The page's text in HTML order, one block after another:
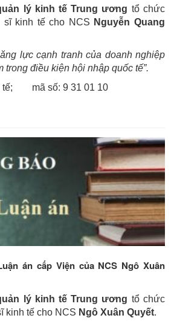
lý kinh tế Trung ương tổ chức
sĩ kinh tế cho NCS Nguyễn Quang
lực cạnh tranh của doanh nghiệp
trong điều kiện hội nhập quốc tế”.
tế; mã số: 9 31 01 10
án cấp Viện của NCS Ngô Xuân
lý kinh tế Trung ương tổ chức
kinh tế cho NCS Ngô Xuân Quyết.